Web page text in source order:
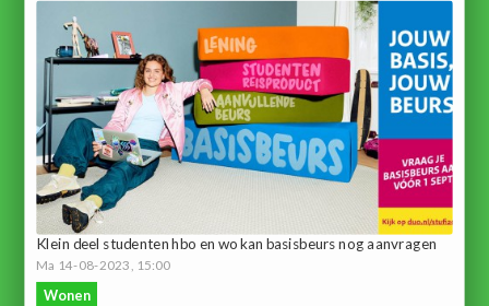
Klein deel studenten hbo en wo kan basisbeurs nog aanvragen
Ma 14-08-2023, 15:00
Wonen